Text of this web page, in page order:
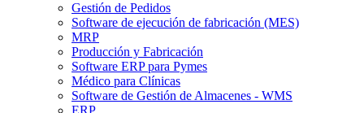
Gestión de Pedidos
Software de ejecución de fabricación (MES)
MRP
Producción y Fabricación
Software ERP para Pymes
Médico para Clínicas
Software de Gestión de Almacenes - WMS